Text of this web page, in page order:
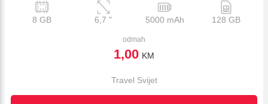
8 GB 6,7 " 5000 mAh 128 GB
odmah
1,00 KM
Travel Svijet